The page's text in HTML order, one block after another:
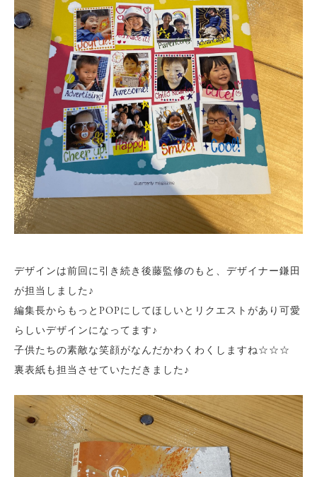
デザインは前回に引き続き後藤監修のもと、デザイナー鎌田
が担当しました♪
編集長からもっとPOPにしてほしいとリクエストがあり可愛
らしいデザインになってます♪
子供たちの素敵な笑顔がなんだかわくわくしますね☆☆☆
裏表紙も担当させていただきました♪